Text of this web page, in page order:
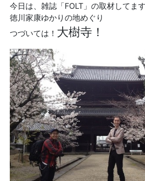
今日は、雑誌「FOLT」の取材してます
徳川家康ゆかりの地めぐり
つづいては！ 大樹寺！